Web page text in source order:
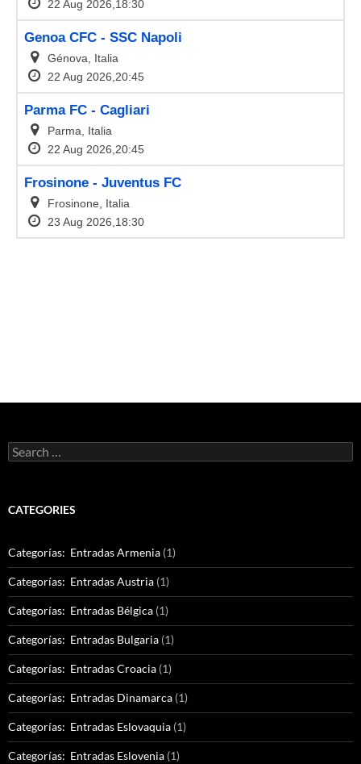
Search
for:
CATEGORIES
Categorías: Entradas Armenia (1)
Categorías: Entradas Austria (1)
Categorías: Entradas Bélgica (1)
Categorías: Entradas Bulgaria (1)
Categorías: Entradas Croacia (1)
Categorías: Entradas Dinamarca (1)
Categorías: Entradas Eslovaquia (1)
Categorías: Entradas Eslovenia (1)